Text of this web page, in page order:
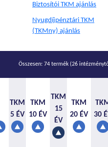
Biztosítói TKM ajánlás
Nyugdíjpénztári TKM
(TKMny) ajánlás
Összesen: 74 termék (26
TKM
5 ÉV
TKM
10 ÉV
TKM
15
ÉV
TKM
20 ÉV
30